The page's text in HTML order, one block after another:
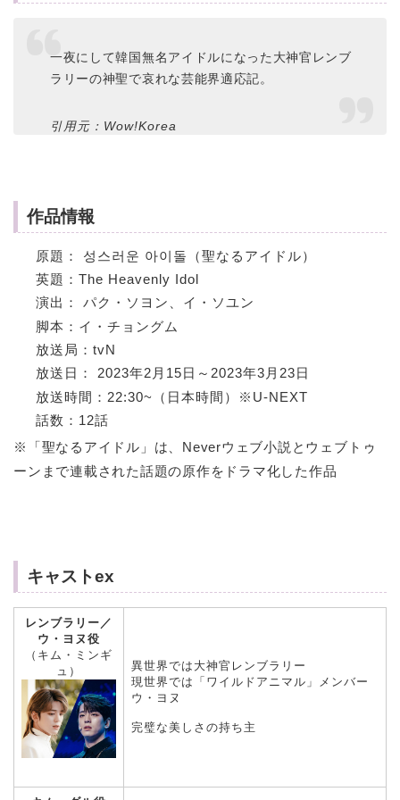
一夜にして韓国無名アイドルになった大神官レンブ
ラリーの神聖で哀れな芸能界適応記。
引用元：Wow!Korea
作品情報
原題： 성스러운 아이돌（聖なるアイドル）
英題：The Heavenly Idol
演出： パク・ソヨン、イ・ソユン
脚本：イ・チョングム
放送局：tvN
放送日： 2023年2月15日～2023年3月23日
放送時間：22:30~（日本時間）※U-NEXT
話数：12話
※「聖なるアイドル」は、Neverウェブ小説とウェブトゥ
ーンまで連載された話題の原作をドラマ化した作品
キャストex
レンブラリー／
ウ・ヨヌ役
（キム・ミンギ
ュ）
異世界では大神官レンブラリー
現世界では「ワイルドアニマル」メンバー
ウ・ヨヌ
完璧な美しさの持ち主